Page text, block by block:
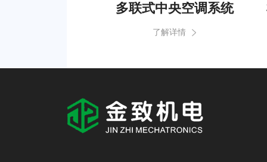
多联式中央空调系统
了解详情